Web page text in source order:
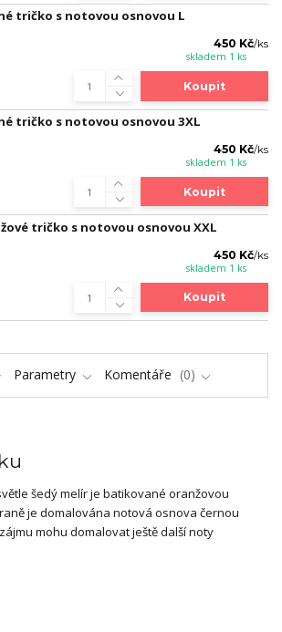
tričko s notovou osnovou L
450 Kč/ks
skladem 1 ks
Koupit
tričko s notovou osnovou 3XL
450 Kč/ks
skladem 1 ks
Koupit
tričko s notovou osnovou XXL
450 Kč/ks
skladem 1 ks
Koupit
Parametry Komentáře 0
šedý melír je batikované oranžovou
je domalována notová osnova černou
mohu domalovat ještě další noty